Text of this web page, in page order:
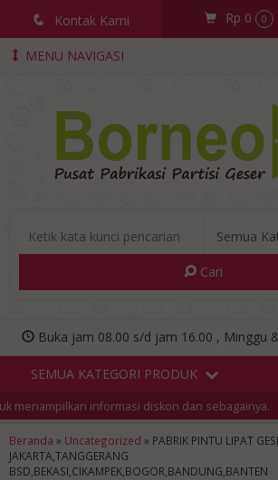
q Kontak Kami Rp 0 0
MENU NAVIGASI
Cari
Buka jam 08.00 s/d jam 16.00 , Minggu
SEMUA KATEGORI PRODUK
informasi diskon dan sebagainya.
Beranda » Uncategorized » PABRIK PINTU LIPAT
JAKARTA,TANGGERANG
BSD,BEKASI,CIKAMPEK,BOGOR,BANDUNG,BANTEN